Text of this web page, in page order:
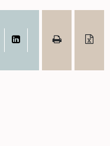
WhatsAppLinkedIn